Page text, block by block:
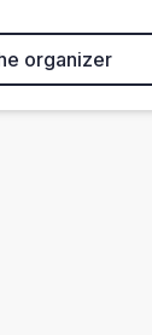
Contact the organizer